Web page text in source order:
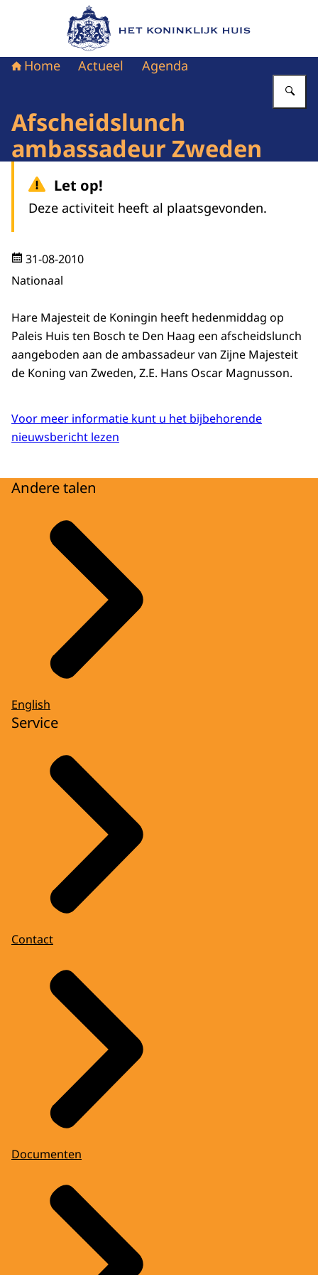
Naar de homepage van Het Koninklijk Huis
Home Actueel Agenda
Afscheidslunch
ambassadeur Zweden
Let op!
Deze activiteit heeft al plaatsgevonden.
31-08-2010
Nationaal
Hare Majesteit de Koningin heeft hedenmiddag op
Paleis Huis ten Bosch te Den Haag een afscheidslunch
aangeboden aan de ambassadeur van Zijne Majesteit
de Koning van Zweden, Z.E. Hans Oscar Magnusson.
Voor meer informatie kunt u het bijbehorende
nieuwsbericht lezen
Andere talen
English
Service
Contact
Documenten